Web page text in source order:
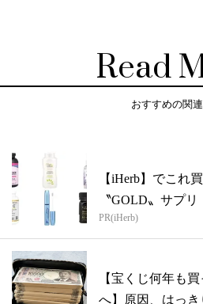
Read
おすすめの関
【iHerb】でこれ
〝GOLD〟サプリ
PR(iHerb)
【宝くじ何年も
へ】原因、はっき